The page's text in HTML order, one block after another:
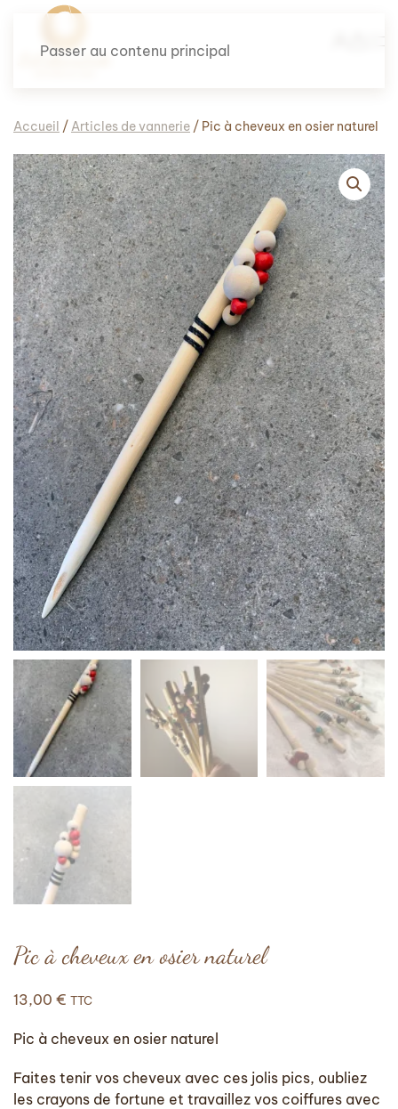
Passer au contenu principal
Accueil / Articles de vannerie / Pic à cheveux en osier naturel
Pic à cheveux en osier naturel
13,00 € TTC
Pic à cheveux en osier naturel
Faites tenir vos cheveux avec ces jolis pics, oubliez
les crayons de fortune et travaillez vos coiffures avec